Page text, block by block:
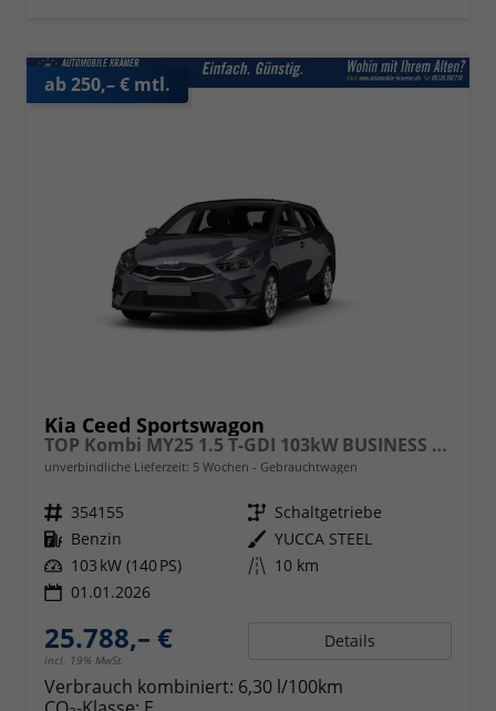
ab 250,– € mtl.
Kia Ceed Sportswagon
TOP Kombi MY25 1.5 T-GDI 103kW BUSINESS MAN6
unverbindliche Lieferzeit: 5 Wochen Gebrauchtwagen
Fahrzeugnr. 354155 Getriebe Schaltgetriebe
Kraftstoff Benzin Außenfarbe YUCCA STEEL
Leistung 103 kW (140 PS) Kilometerstand 10 km
01.01.2026
25.788,– €
incl. 19% MwSt.
Details
Verbrauch kombiniert: 6,30 l/100km